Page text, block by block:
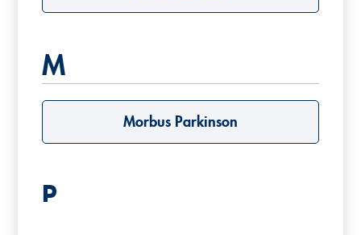
M
Morbus Parkinson
P